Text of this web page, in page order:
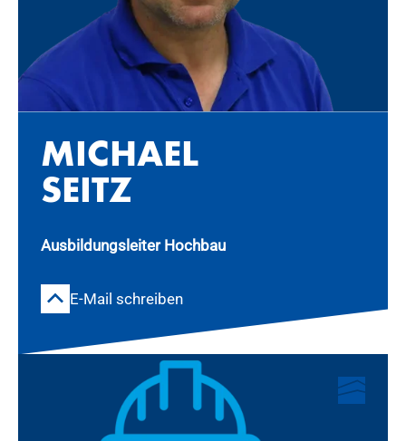
MI­CHA­EL
SEITZ
Ausbildungsleiter Hochbau
E-Mail schreiben